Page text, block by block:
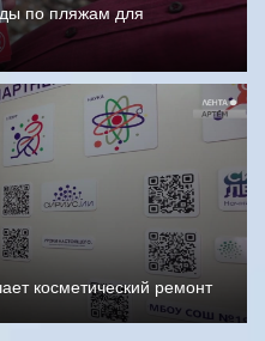
по пляжам для
косметический ремонт